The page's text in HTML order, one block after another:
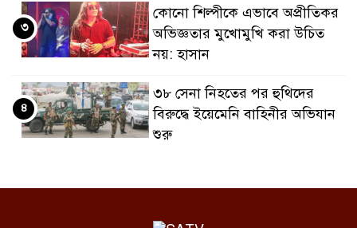
কোনো শিল্পীকে এভাবে অপ্রীতিকর
অভিজ্ঞতার মুখোমুখি করা উচিত
নয়: হাসান
৩
৩৮ সেনা নিহতের পর হুথিদের
বিরুদ্ধে ইয়েমেনি বাহিনীর অভিযান
শুরু
৪
৫